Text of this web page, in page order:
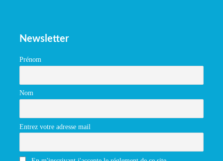
Newsletter
Prénom
Nom
Entrez votre adresse mail